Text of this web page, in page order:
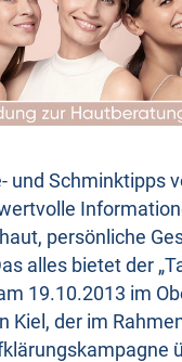
und Schminktipps
persönliche
alles bietet der
19.10.2013 im
Kiel, der im